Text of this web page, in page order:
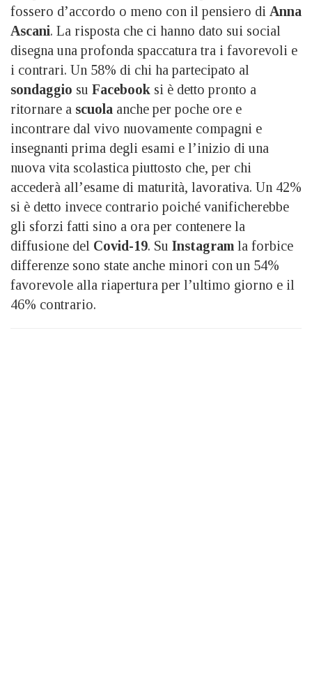
fossero d’accordo o meno con il pensiero di Anna
Ascani. La risposta che ci hanno dato sui social
disegna una profonda spaccatura tra i favorevoli e
i contrari. Un 58% di chi ha partecipato al
sondaggio su Facebook si è detto pronto a
ritornare a scuola anche per poche ore e
incontrare dal vivo nuovamente compagni e
insegnanti prima degli esami e l’inizio di una
nuova vita scolastica piuttosto che, per chi
accederà all’esame di maturità, lavorativa. Un 42%
si è detto invece contrario poiché vanificherebbe
gli sforzi fatti sino a ora per contenere la
diffusione del Covid-19. Su Instagram la forbice
differenze sono state anche minori con un 54%
favorevole alla riapertura per l’ultimo giorno e il
46% contrario.